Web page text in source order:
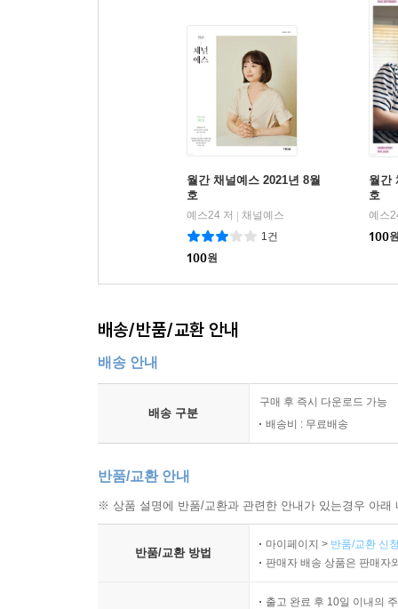
월간 채널예스 2021년 8월
호
예스24 저 | 채널예스
1건
100원
월간
호
예스
100
배송/반품/교환 안내
배송 안내
배송 구분
구매 후 즉시 다운로드 가능
배송비 : 무료배송
반품/교환 안내
※ 상품 설명에 반품/교환과 관련한 안내가 있는경우 아
반품/교환 방법
마이페이지 > 반품/교환 신
판매자 배송 상품은 판매자
출고 완료 후 10일 이내의